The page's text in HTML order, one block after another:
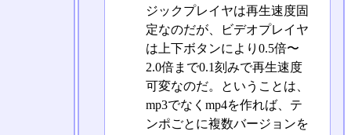
ジックプレイヤは再生速度固
定なのだが、ビデオプレイヤ
は上下ボタンにより0.5倍〜
2.0倍まで0.1刻みで再生速度
可変なのだ。ということは、
mp3でなくmp4を作れば、テ
ンポごとに複数バージョンを